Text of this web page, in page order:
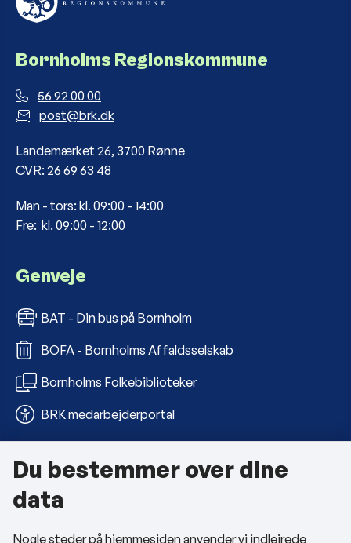
Bornholms Regionskommune
56 92 00 00
post@brk.dk
Landemærket 26, 3700 Rønne
CVR: 26 69 63 48
Man - tors: kl. 09:00 - 14:00
Fre: kl. 09:00 - 12:00
Genveje
BAT - Din bus på Bornholm
BOFA - Bornholms Affaldsselskab
Bornholms Folkebiblioteker
BRK medarbejderportal
Om kommunen
Kontakt os
Du bestemmer over dine
data
Nogle steder på hjemmesiden anvender vi indlejrede